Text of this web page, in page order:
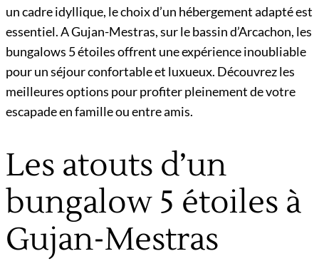
un cadre idyllique, le choix d’un hébergement adapté est
essentiel. A Gujan-Mestras, sur le bassin d’Arcachon, les
bungalows 5 étoiles offrent une expérience inoubliable
pour un séjour confortable et luxueux. Découvrez les
meilleures options pour profiter pleinement de votre
escapade en famille ou entre amis.
Les atouts d’un
bungalow 5 étoiles à
Gujan-Mestras